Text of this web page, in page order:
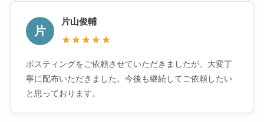
片
片山俊輔
★★★★★
ポスティングをご依頼させていただきましたが、大変丁
寧に配布いただきました。今後も継続してご依頼したい
と思っております。